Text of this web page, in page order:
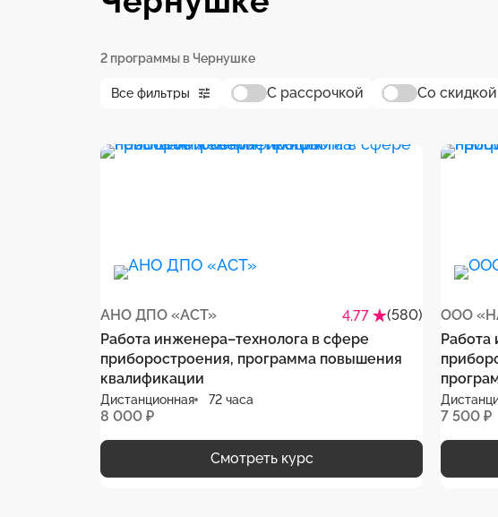
2 программы в Чернушке
Все фильтры С рассрочкой Со скидкой
АНО ДПО «АСТ» 4.77
(580)
Работа инженера–технолога в сфере
приборостроения, программа повышения
квалификации
Дистанционная 72 часа
8 000 ₽
Смотреть курс
ООО
Работа
7 500 ₽